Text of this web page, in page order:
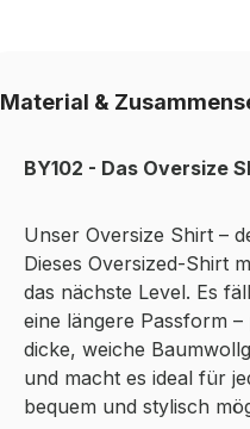
Material &
BY102 - Das Oversize
Unser Oversize Shirt –
Dieses Oversized-Shirt
das nächste Level. Es
eine längere Passform
dicke, weiche
und macht es ideal für
bequem und stylisch